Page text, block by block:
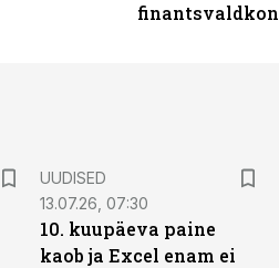
UUDISED
13.07.26, 07:30
10. kuupäeva paine
kaob ja Excel enam ei